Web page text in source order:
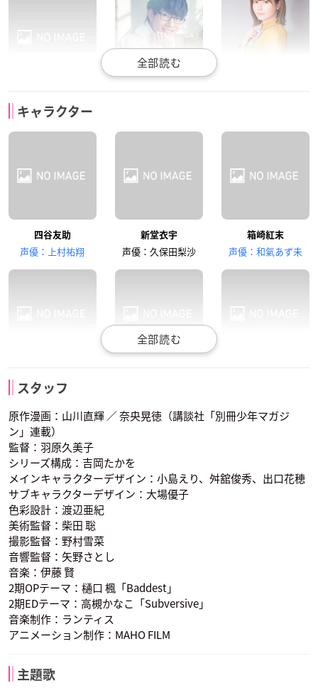
時舘由香
悠木碧
アォユー
三木眞一郎
カンティル
キャラクター
四谷友助
声優：上村祐翔
新堂衣宇
声優：久保田梨沙
箱崎紅末
声優：和氣あず未
声優：小市眞琴
アォユー
声優：悠木碧
スタッフ
原作漫画：山川直輝 ／ 奈央晃徳（講談社「別冊少年マガジ
ン」連載）
監督：羽原久美子
シリーズ構成：吉岡たかを
メインキャラクターデザイン：小島えり、舛舘俊秀、出口花穂
サブキャラクターデザイン：大場優子
色彩設計：渡辺亜紀
美術監督：柴田 聡
撮影監督：野村雪菜
音響監督：矢野さとし
音楽：伊藤 賢
2期OPテーマ：樋口 楓「Baddest」
2期EDテーマ：高槻かなこ「Subversive」
音楽制作：ランティス
アニメーション制作：MAHO FILM
主題歌